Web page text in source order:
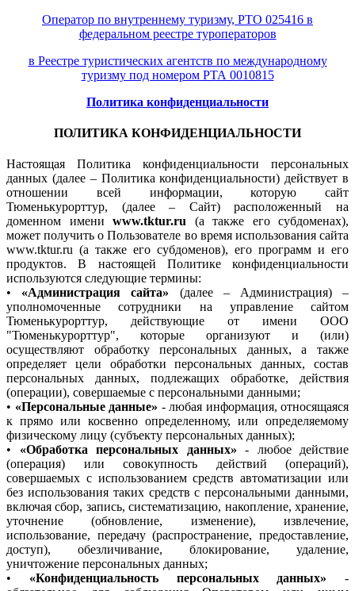
Оператор по внутреннему туризму, РТО 025416 в
федеральном реестре туроператоров
в Реестре туристических агентств по международному
туризму под номером РТА 0010815
Политика конфиденциальности
ПОЛИТИКА КОНФИДЕНЦИАЛЬНОСТИ
Настоящая Политика конфиденциальности персональных
данных (далее – Политика конфиденциальности) действует в
отношении всей информации, которую сайт
Тюменькурорттур, (далее – Сайт) расположенный на
доменном имени www.tktur.ru (а также его субдоменах),
может получить о Пользователе во время использования сайта
www.tktur.ru (а также его субдоменов), его программ и его
продуктов. В настоящей Политике конфиденциальности
используются следующие термины:
• «Администрация сайта» (далее – Администрация) –
уполномоченные сотрудники на управление сайтом
Тюменькурорттур, действующие от имени ООО
"Тюменькурорттур", которые организуют и (или)
осуществляют обработку персональных данных, а также
определяет цели обработки персональных данных, состав
персональных данных, подлежащих обработке, действия
(операции), совершаемые с персональными данными;
• «Персональные данные» - любая информация, относящаяся
к прямо или косвенно определенному, или определяемому
физическому лицу (субъекту персональных данных);
• «Обработка персональных данных» - любое действие
(операция) или совокупность действий (операций),
совершаемых с использованием средств автоматизации или
без использования таких средств с персональными данными,
включая сбор, запись, систематизацию, накопление, хранение,
уточнение (обновление, изменение), извлечение,
использование, передачу (распространение, предоставление,
доступ), обезличивание, блокирование, удаление,
уничтожение персональных данных;
• «Конфиденциальность персональных данных» -